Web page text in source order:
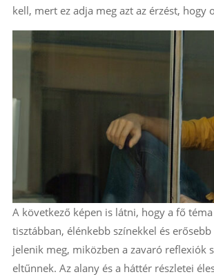
kell, mert ez adja meg azt az érzést, hogy
A következő képen is látni, hogy a fő
tisztábban, élénkebb színekkel és
jelenik meg, miközben a zavaró reflexiók
eltűnnek. Az alany és a háttér részletei